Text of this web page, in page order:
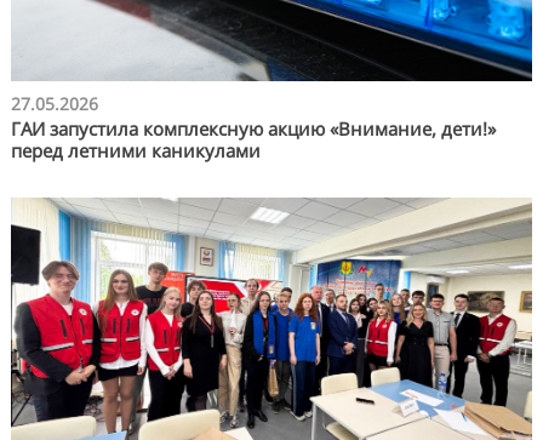
27.05.2026
ГАИ запустила комплексную акцию «Внимание, дети!»
перед летними каникулами